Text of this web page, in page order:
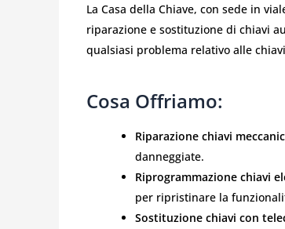
La Casa della Chiave, con sede in
riparazione e sostituzione di chiavi
qualsiasi problema relativo alle
Cosa Offriamo:
Riparazione chiavi
danneggiate.
Riprogrammazione chiavi
per ripristinare la
Sostituzione chiavi con